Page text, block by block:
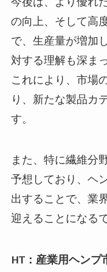
の向上、そして高
で、生産量が増加
対する理解も深ま
これにより、市場
り、新たな製品カ
す。
また、特に繊維分
予想しており、ヘ
出することで、業
迎えることになる
HT：産業用ヘンプ